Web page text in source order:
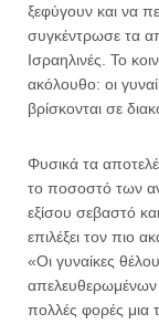
ξεφύγουν και να
συγκέντρωσε τα
Ισραηλινές. Το
ακόλουθο: οι
βρίσκονται σε
Φυσικά τα
το ποσοστό των
εξίσου σεβαστό
επιλέξει τον πιο
«Οι γυναίκες
απελευθερωμένων
πολλές φορές μια